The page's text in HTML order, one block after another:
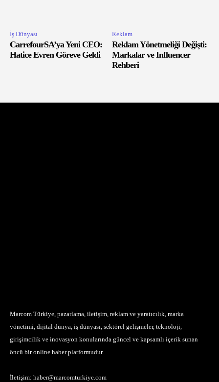
İş Dünyası
CarrefourSA’ya Yeni CEO:
Hatice Evren Göreve Geldi
Reklam
Reklam Yönetmeliği Değişti:
Markalar ve Influencer
Rehberi
Marcom Türkiye, pazarlama, iletişim, reklam ve yaratıcılık, marka
yönetimi, dijital dünya, iş dünyası, sektörel gelişmeler, teknoloji,
girişimcilik ve inovasyon konularında güncel ve kapsamlı içerik sunan
öncü bir online haber platformudur.
İletişim: haber@marcomturkiye.com